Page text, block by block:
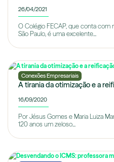
26/04/2021
O Colégio FECAP, que conta com
São Paulo, é uma excelente...
Conexões Empresariais
A tirania da otimização e a
16/09/2020
Por Jésus Gomes e Maria Luiza
120 anos um zeloso...